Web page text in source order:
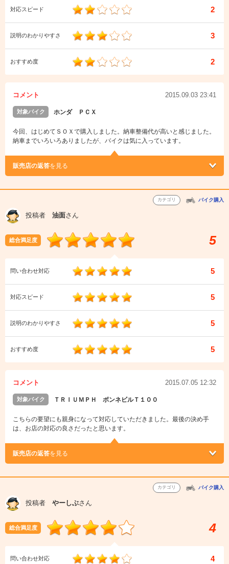
対応スピード 2
説明のわかりやすさ 3
おすすめ度 2
コメント 2015.09.03 23:41
対象バイク ホンダ ＰＣＸ
今回、はじめてＳＯＸで購入しました。納車整備代が高いと感じました。
納車までいろいろありましたが、バイクは気に入っています。
販売店の返答を見る
カテゴリ バイク購入
投稿者 油面さん
総合満足度 5
問い合わせ対応 5
対応スピード 5
説明のわかりやすさ 5
おすすめ度 5
コメント 2015.07.05 12:32
対象バイク ＴＲＩＵＭＰＨ ボンネビルＴ１００
こちらの要望にも親身になって対応していただきました。最後の決め手
は、お店の対応の良さだったと思います。
販売店の返答を見る
カテゴリ バイク購入
投稿者 やーしぶさん
総合満足度 4
問い合わせ対応 4